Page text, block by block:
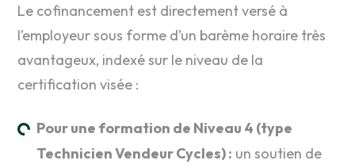
Le cofinancement est directement versé à
l’employeur sous forme d’un barème horaire très
avantageux, indexé sur le niveau de la
certification visée :
Pour une formation de Niveau 4 (type
Technicien Vendeur Cycles) : un soutien de